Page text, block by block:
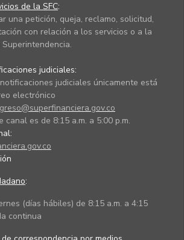
de la SFC:
una petición, queja, reclamo, solicitud,
con relación a los servicios o a la
judiciales:
judiciales únicamente está
electrónico
canal es de 8:15 a.m. a 5:00 p.m.
:
(días hábiles) de 8:15 a.m. a 4:15
continua